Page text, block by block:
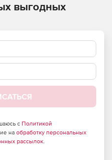
когда WildFire
вредоносные программы,
среде виртуальной
вредоносных URL-
блокировать загрузку
команды
адресов, можно
вредоносного веб-доступа
выгодных
с Политикой
на обработку персональных
рассылок.